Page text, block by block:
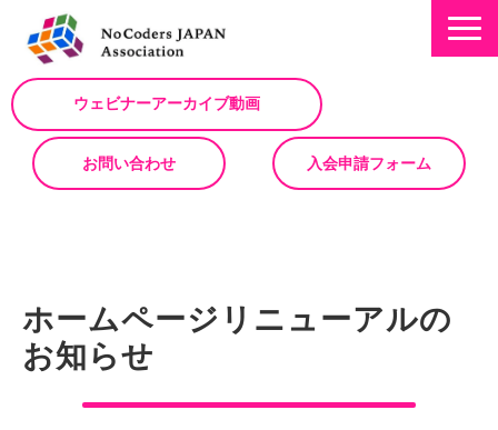
ウェビナーアーカイブ動画
お問い合わせ 入会申請フォーム
NoCodeサミット
入会について
ホームページリニューアルの
お知らせ